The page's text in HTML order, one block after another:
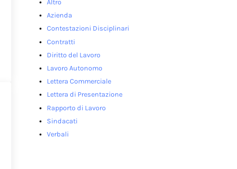
Altro
Azienda
Contestazioni Disciplinari
Contratti
Diritto del Lavoro
Lavoro Autonomo
Lettera Commerciale
Lettera di Presentazione
Rapporto di Lavoro
Sindacati
Verbali